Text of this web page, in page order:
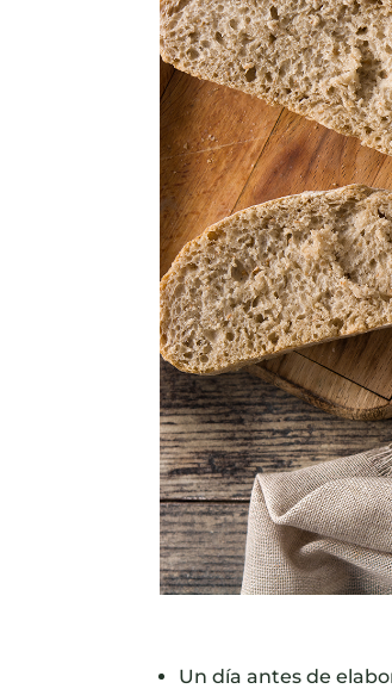
Un día antes de